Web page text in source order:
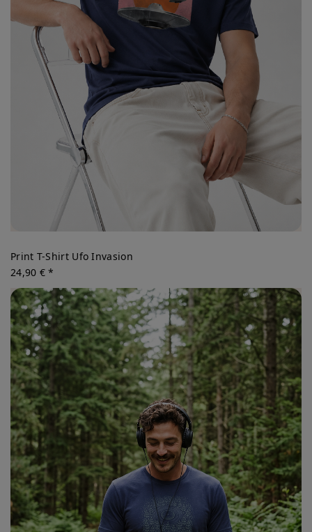
Print T-Shirt Ufo Invasion
24,90 € *